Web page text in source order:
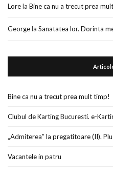
Lorela Bine ca nu a trecut prea
Georgela Sanatatea lor. Dorinta
Bine ca nu a trecut prea mult timp!
Clubul de Karting Bucuresti. e-
„Admiterea” la pregatitoare (II).
Vacantele in patru